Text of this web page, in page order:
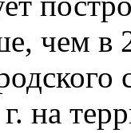
чем в
на